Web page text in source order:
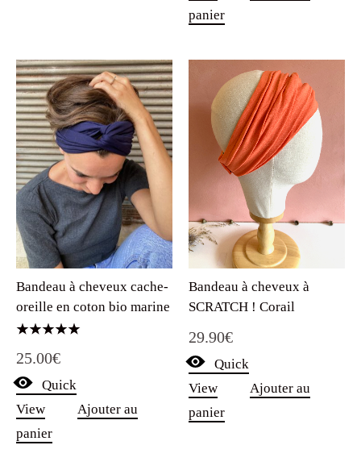
panier
Bandeau à cheveux cache-
oreille en coton bio marine
5.00
25.00€
Quick
View
Ajouter au
panier
Bandeau à cheveux à
SCRATCH ! Corail
29.90€
Quick
View
Ajouter au
panier